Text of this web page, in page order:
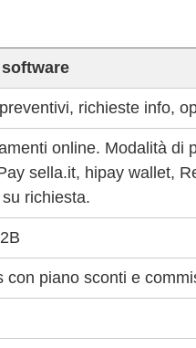
richieste info,
online. Modalità di
sella.it, hipay wallet,
richiesta.
con piano sconti e